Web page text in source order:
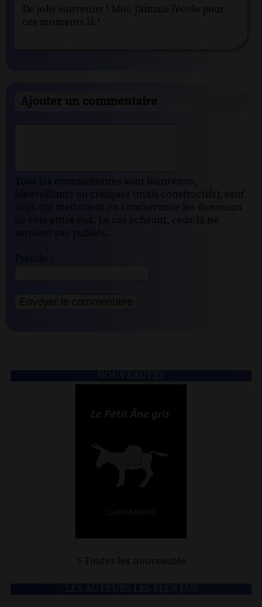
De jolis souvenirs ! Moi, j'aimais l'école pour
ces moments là !
Ajouter un commentaire
Tous les commentaires sont bienvenus,
bienveillants ou critiques (mais constructifs), sauf
ceux qui mettraient en concurrence les donneurs
de voix entre eux. Le cas échéant, ceux-là ne
seraient pas publiés.
Pseudo :
> Toutes les nouveautés